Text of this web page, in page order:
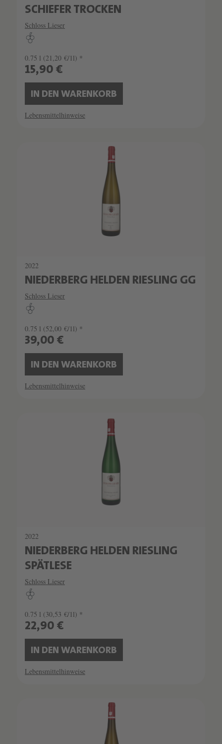
SCHIEFER TROCKEN
Schloss Lieser
0.75 l (21,20 €/1l) *
15,90 €
IN DEN WARENKORB
Lebensmittelhinweise
2022
NIEDERBERG HELDEN RIESLING GG
Schloss Lieser
0.75 l (52,00 €/1l) *
39,00 €
IN DEN WARENKORB
Lebensmittelhinweise
2022
NIEDERBERG HELDEN RIESLING
SPÄTLESE
Schloss Lieser
0.75 l (30,53 €/1l) *
22,90 €
IN DEN WARENKORB
Lebensmittelhinweise